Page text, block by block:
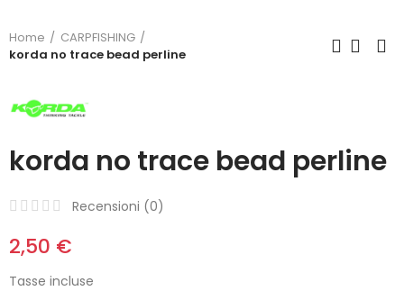
Home
CARPFISHING
korda no trace bead perline
korda no trace bead perline
Recensioni (0)
2,50 €
Tasse incluse